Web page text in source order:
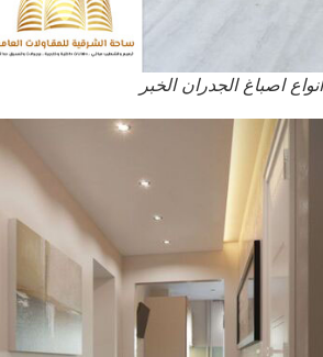
انواع اصباغ الجدران الخبر